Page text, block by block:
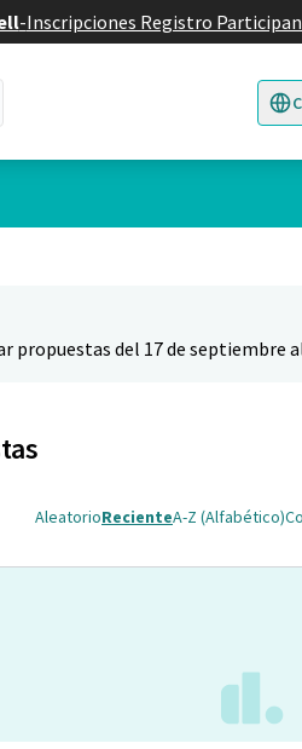
-Inscripciones Registro
usuario
propuestas del 17 de septiembre
AleatorioRecienteA-Z (Alfabético)